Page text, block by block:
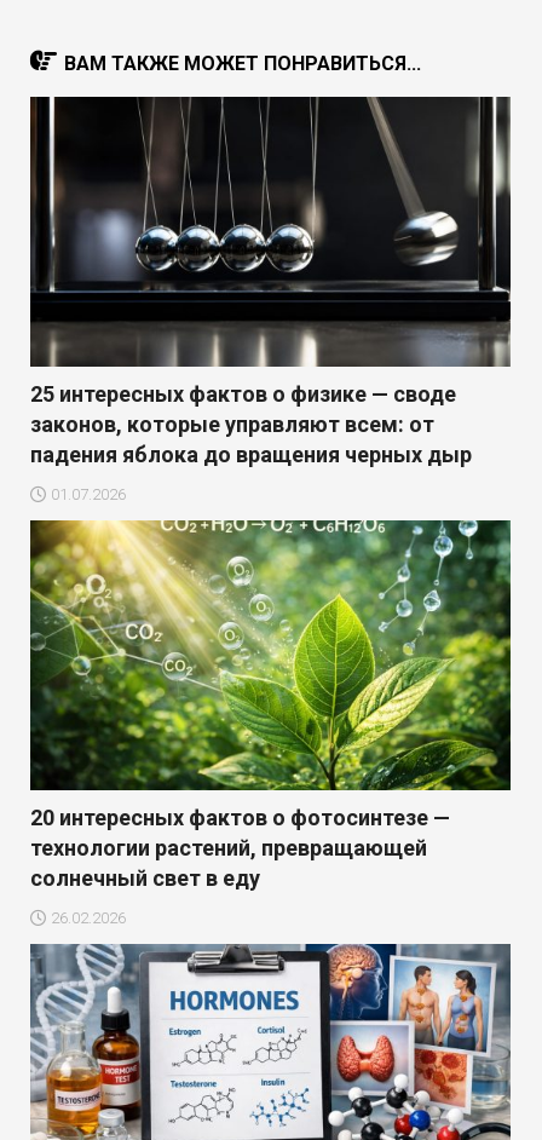
ВАМ ТАКЖЕ МОЖЕТ ПОНРАВИТЬСЯ...
25 интересных фактов о физике — своде
законов, которые управляют всем: от
падения яблока до вращения черных дыр
01.07.2026
20 интересных фактов о фотосинтезе —
технологии растений, превращающей
солнечный свет в еду
26.02.2026